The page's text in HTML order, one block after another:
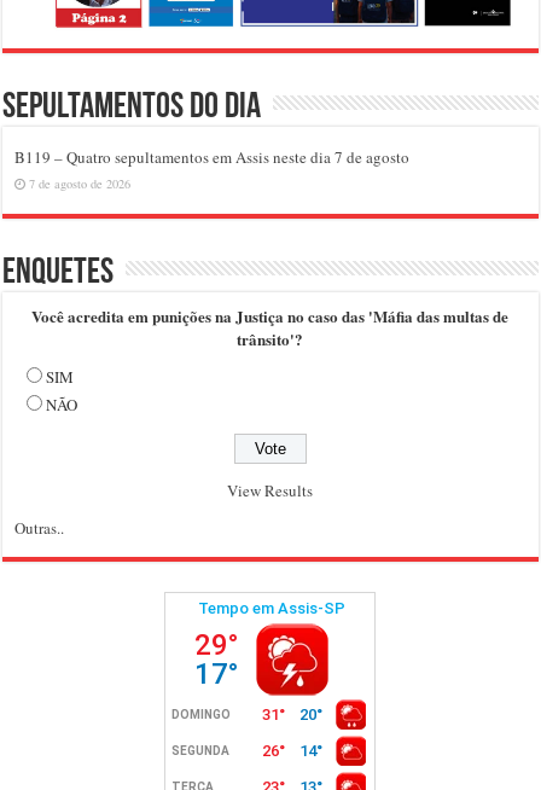
Sepultamentos do dia
B119 – Quatro sepultamentos em Assis neste dia 7 de agosto
7 de agosto de 2026
Enquetes
Você acredita em punições na Justiça no caso das 'Máfia das multas de
trânsito'?
SIM
NÃO
View Results
Outras..